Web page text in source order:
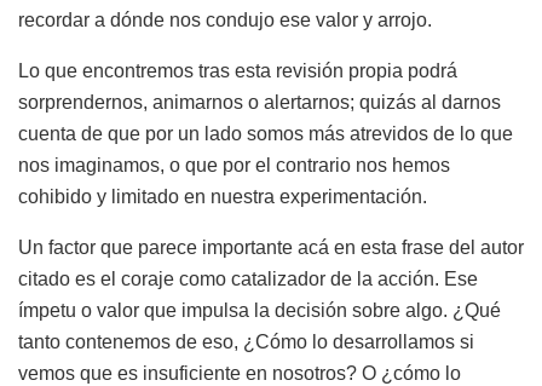
recordar a dónde nos condujo ese valor y arrojo.
Lo que encontremos tras esta revisión propia podrá
sorprendernos, animarnos o alertarnos; quizás al darnos
cuenta de que por un lado somos más atrevidos de lo que
nos imaginamos, o que por el contrario nos hemos
cohibido y limitado en nuestra experimentación.
Un factor que parece importante acá en esta frase del autor
citado es el coraje como catalizador de la acción. Ese
ímpetu o valor que impulsa la decisión sobre algo. ¿Qué
tanto contenemos de eso, ¿Cómo lo desarrollamos si
vemos que es insuficiente en nosotros? O ¿cómo lo